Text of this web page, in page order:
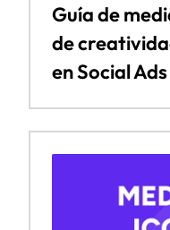
Guía de
de
en Social